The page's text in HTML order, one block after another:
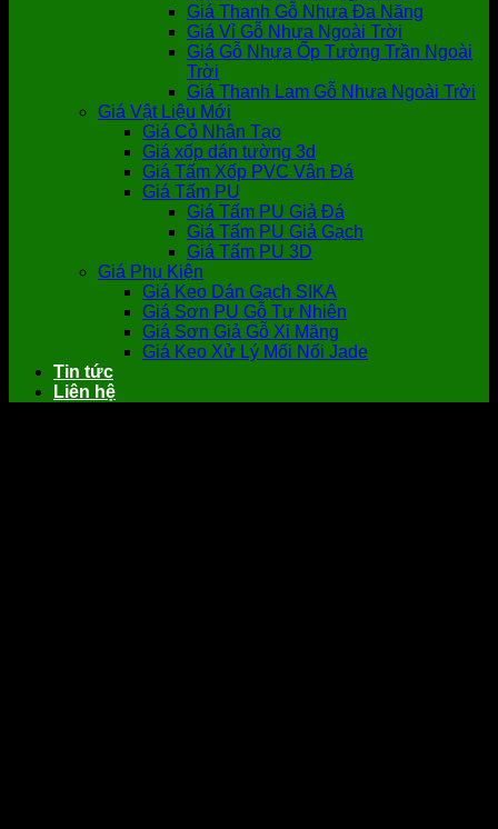
Giá Thanh Gỗ Nhựa Đa Năng
Giá Vỉ Gỗ Nhựa Ngoài Trời
Giá Gỗ Nhựa Ốp Tường Trần Ngoài
Trời
Giá Thanh Lam Gỗ Nhựa Ngoài Trời
Giá Vật Liệu Mới
Giá Cỏ Nhân Tạo
Giá xốp dán tường 3d
Giá Tấm Xốp PVC Vân Đá
Giá Tấm PU
Giá Tấm PU Giả Đá
Giá Tấm PU Giả Gạch
Giá Tấm PU 3D
Giá Phụ Kiện
Giá Keo Dán Gạch SIKA
Giá Sơn PU Gỗ Tự Nhiên
Giá Sơn Giả Gỗ Xi Măng
Giá Keo Xử Lý Mối Nối Jade
Tin tức
Liên hệ